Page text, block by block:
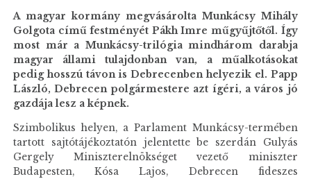
A magyar kormány megvásárolta Munkácsy Mihály
Golgota című festményét Pákh Imre műgyűjtőtől. Így
most már a Munkácsy-trilógia mindhárom darabja
magyar állami tulajdonban van, a műalkotásokat
pedig hosszú távon is Debrecenben helyezik el. Papp
László, Debrecen polgármestere azt ígéri, a város jó
gazdája lesz a képnek.
Szimbolikus helyen, a Parlament Munkácsy-termében
tartott sajtótájékoztatón jelentette be szerdán Gulyás
Gergely Miniszterelnökséget vezető miniszter
Budapesten, Kósa Lajos, Debrecen fideszes